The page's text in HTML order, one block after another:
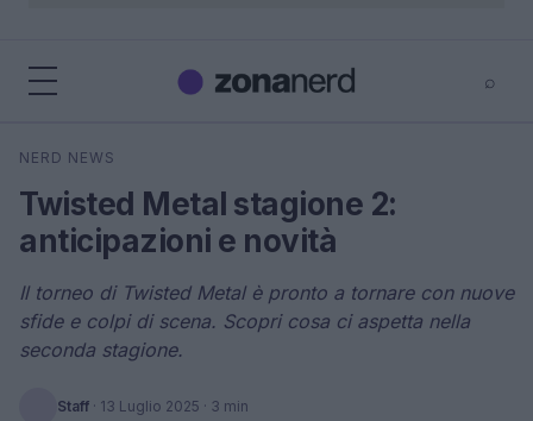
⌕
Cerca
NERD NEWS
Twisted Metal stagione 2:
anticipazioni e novità
Il torneo di Twisted Metal è pronto a tornare con nuove
sfide e colpi di scena. Scopri cosa ci aspetta nella
seconda stagione.
Staff · 13 Luglio 2025 · 3 min